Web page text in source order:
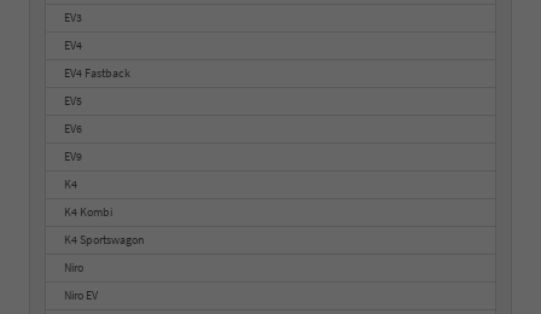
EV3
EV4
EV4 Fastback
EV5
EV6
EV9
K4
K4 Kombi
K4 Sportswagon
Niro
Niro EV